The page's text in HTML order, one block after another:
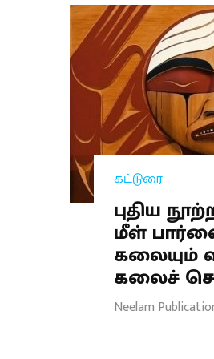
கட்டுரை
புதிய
மீள்
கலையும்
கலைச்
Neelam